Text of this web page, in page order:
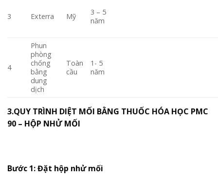
3 Exterra Mỹ
3 – 5
năm
4
Phun
phòng
chống
bằng
dung
dịch
Toàn
cầu
1- 5
năm
3.QUY TRÌNH DIỆT MỐI BẰNG THUỐC HÓA HỌC PMC
90 – HỘP NHỬ MỐI
Bước 1: Đặt hộp nhử mối